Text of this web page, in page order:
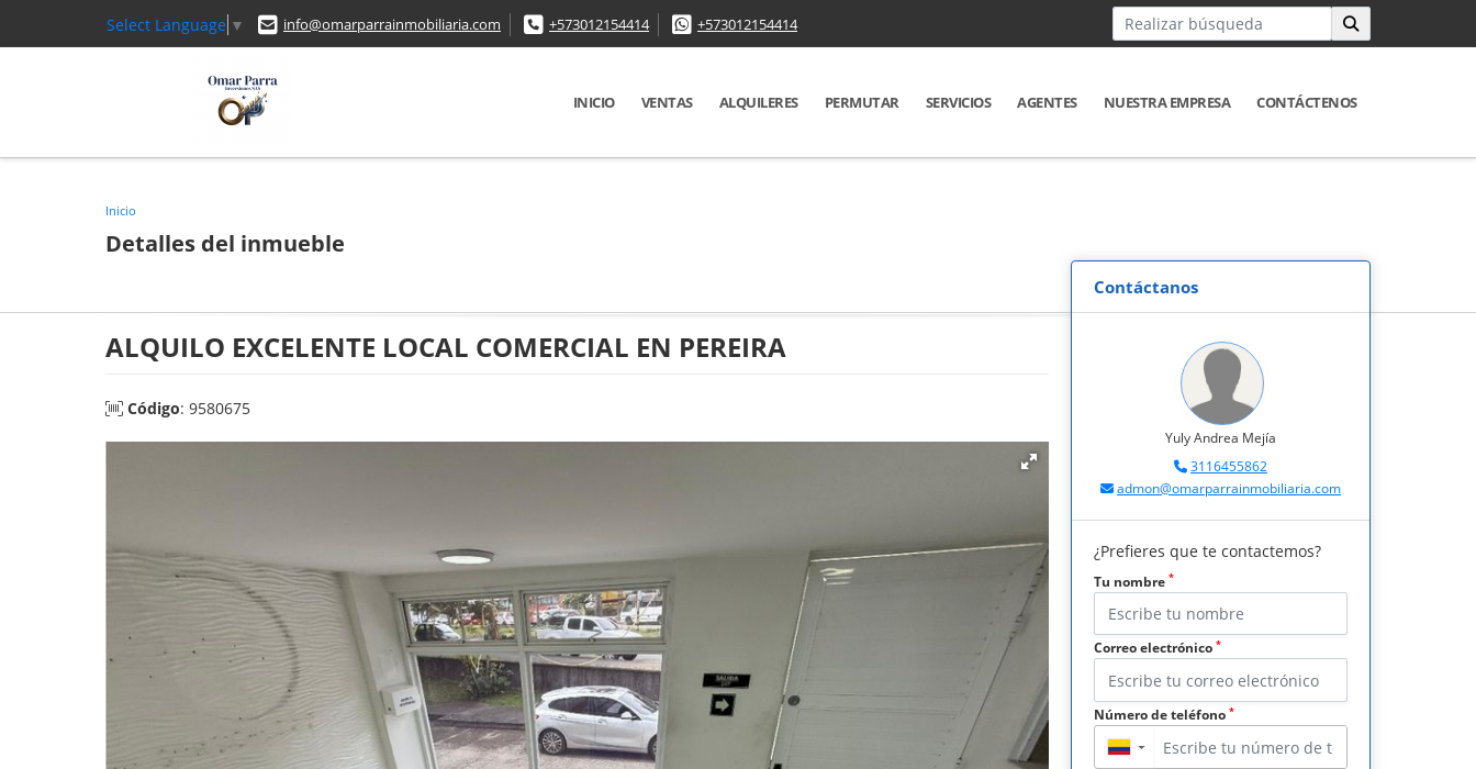
Select Language ▼ info@omarparrainmobiliaria.com +573012154414 +573012154414
INICIO VENTAS ALQUILERES PERMUTAR SERVICIOS AGENTES NUESTRA EMPRESA CONTÁCTENOS
Inicio
Detalles del inmueble
ALQUILO EXCELENTE LOCAL COMERCIAL EN PEREIRA
Código: 9580675
Contáctanos
Yuly Andrea Mejía
3116455862
admon@omarparrainmobiliaria.com
¿Prefieres que te contactemos?
Tu nombre *
Correo electrónico *
Número de teléfono *
▼